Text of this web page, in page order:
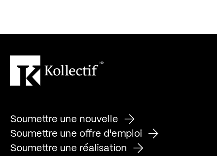
Soumettre une nouvelle
Soumettre une offre d'emploi
Soumettre une réalisation